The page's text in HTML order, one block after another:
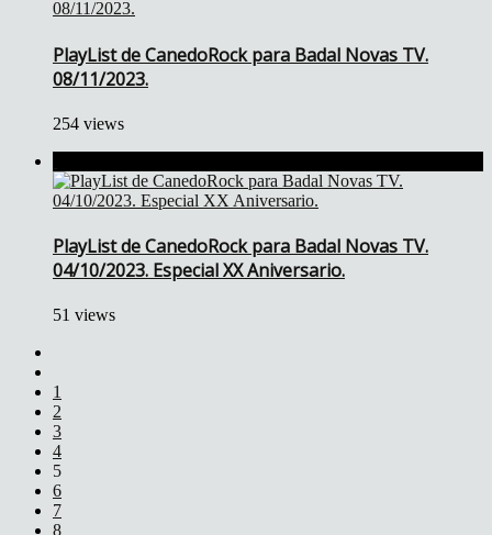
PlayList de CanedoRock para Badal Novas TV.
08/11/2023.
254 views
PlayList de CanedoRock para Badal Novas TV.
04/10/2023. Especial XX Aniversario.
51 views
1
2
3
4
5
6
7
8